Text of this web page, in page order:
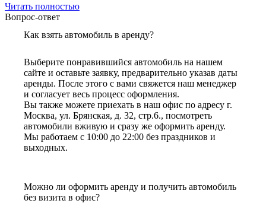
Читать полностью
Вопрос-ответ
Как взять автомобиль в аренду?
Выберите понравившийся автомобиль на нашем
сайте и оставьте заявку, предварительно указав даты
аренды. После этого с вами свяжется наш менеджер
и согласует весь процесс оформления.
Вы также можете приехать в наш офис по адресу г.
Москва, ул. Брянская, д. 32, стр.6., посмотреть
автомобили вживую и сразу же оформить аренду.
Мы работаем с 10:00 до 22:00 без праздников и
выходных.
Можно ли оформить аренду и получить автомобиль
без визита в офис?